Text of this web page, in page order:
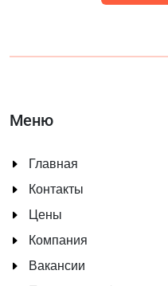
Меню
Главная
Контакты
Цены
Компания
Вакансии